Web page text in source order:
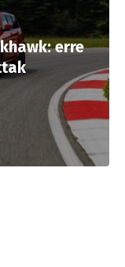
erre